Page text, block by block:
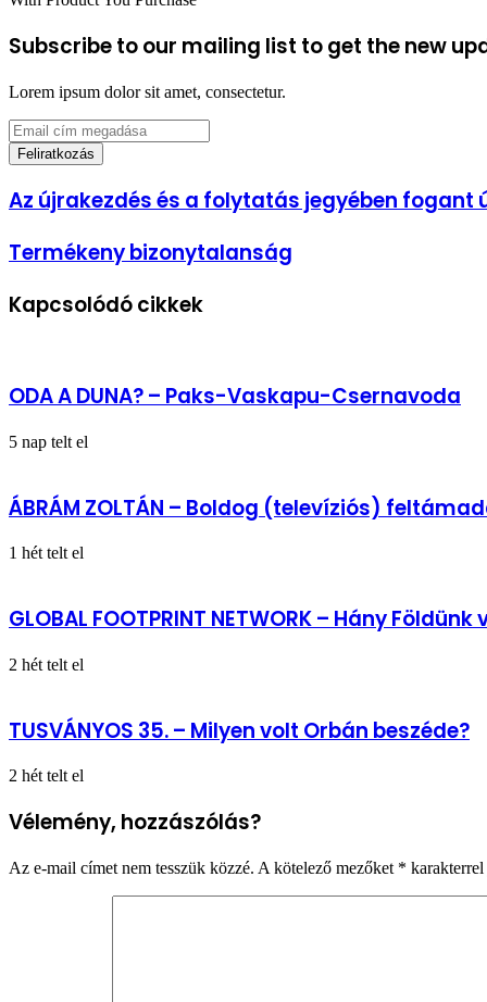
Subscribe to our mailing list to get the new
Lorem ipsum dolor sit amet, consectetur.
Email
cím
megadása
Az
újrakezdés
a
fogant
Az újrakezdés és a folytatás jegyében fogant
Termékeny
bizonytalanság
Termékeny bizonytalanság
Kapcsolódó cikkek
ODA A DUNA? – Paks-Vaskapu-Csernavoda
5 nap telt el
ÁBRÁM ZOLTÁN – Boldog (televíziós)
1 hét telt el
GLOBAL FOOTPRINT NETWORK – Hány Földünk
2 hét telt el
TUSVÁNYOS 35. – Milyen volt Orbán beszéde?
2 hét telt el
Vélemény, hozzászólás?
Az e-mail címet nem tesszük közzé. A kötelező mezőket *